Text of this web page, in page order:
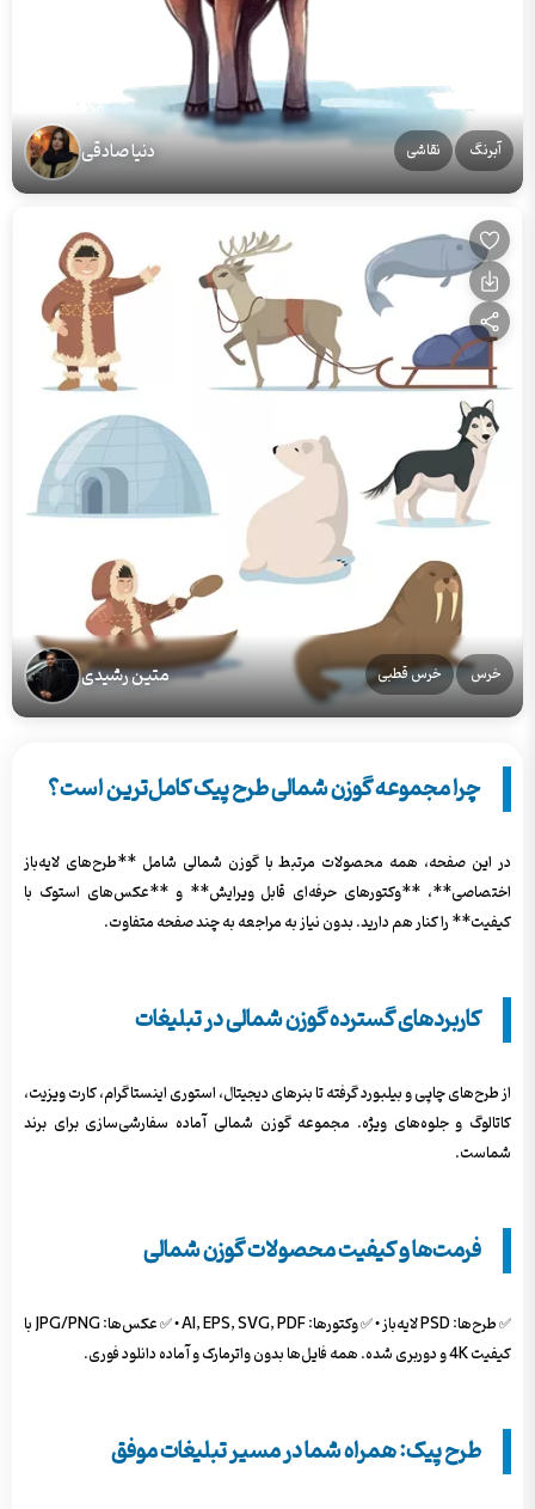
آبرنگ نقاشی دنیا صادقی
خرس خرس قطبی متین رشیدی
چرا مجموعه گوزن شمالی طرح پیک کامل‌ترین است؟
در این صفحه، همه محصولات مرتبط با گوزن شمالی شامل **طرح‌های لایه‌باز
اختصاصی**، **وکتورهای حرفه‌ای قابل ویرایش** و **عکس‌های استوک با
کیفیت** را کنار هم دارید. بدون نیاز به مراجعه به چند صفحه متفاوت.
کاربردهای گسترده گوزن شمالی در تبلیغات
از طرح‌های چاپی و بیلبورد گرفته تا بنرهای دیجیتال، استوری اینستاگرام، کارت ویزیت،
کاتالوگ و جلوه‌های ویژه. مجموعه گوزن شمالی آماده سفارشی‌سازی برای برند
شماست.
فرمت‌ها و کیفیت محصولات گوزن شمالی
✅ طرح‌ها: PSD لایه‌باز • ✅ وکتورها: AI, EPS, SVG, PDF • ✅ عکس‌ها: JPG/PNG با
کیفیت 4K و دوربری شده. همه فایل‌ها بدون واترمارک و آماده دانلود فوری.
طرح پیک: همراه شما در مسیر تبلیغات موفق